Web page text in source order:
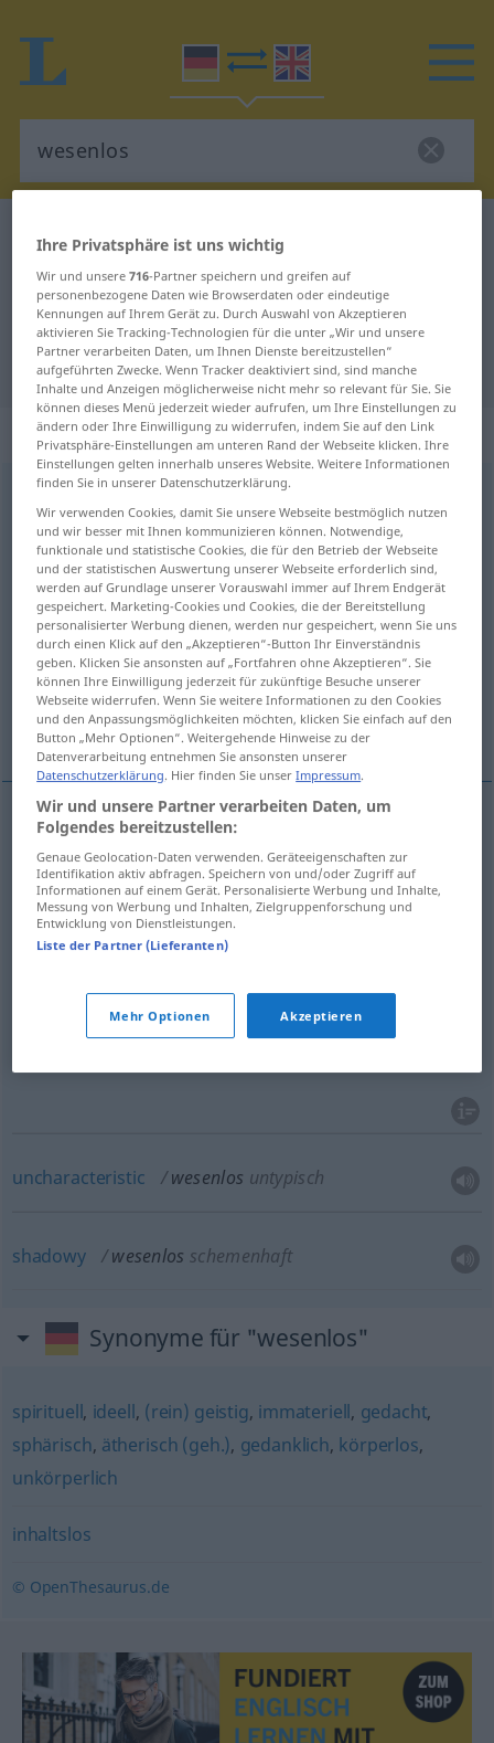
Deutsch-Englisch Wörterbuch
Deutsch-Englisch Übersetzung für
"wesenlos"
"wesenlos" Englisch Übersetzung
„wesenlos“: Adjektiv
wesenlosadj
Übersicht aller Übersetzungen
(Für mehr Details die Übersetzung anklicken/antippen)
insubstantial, incorporeal, immaterial
nonexistent non-, inexistent, unreal
uncharacteristic shadowy
insubstantial
incorporeal wesenlosnicht stofflich
immaterial wesenlosnicht stofflich
a.non-,inexistent unreal
wesenlos
uncharacteristic wesenlos untypisch
shadowy wesenlos schemenhaft
Synonyme für "wesenlos"
spirituell, ideell, (rein) geistig, immateriell, gedacht,
sphärisch, ätherisch (geh.), gedanklich, körperlos,
unkörperlich
inhaltslos
© OpenThesaurus.de
Ihre Privatsphäre ist uns wichtig
Wir und unsere716-Partner speichern und greifen auf
personenbezogene Daten wie Browserdaten oder eindeutige
Kennungen auf Ihrem Gerät zu. Durch Auswahl von Akzeptieren
aktivieren Sie Tracking-Technologien für die unter „Wir und unsere
Partner verarbeiten Daten, um Ihnen Dienste bereitzustellen“
aufgeführten Zwecke. Wenn Tracker deaktiviert sind, sind manche
Inhalte und Anzeigen möglicherweise nicht mehr so relevant für Sie. Sie
können dieses Menü jederzeit wieder aufrufen, um Ihre Einstellungen zu
ändern oder Ihre Einwilligung zu widerrufen, indem Sie auf den Link
Privatsphäre-Einstellungen am unteren Rand der Webseite klicken. Ihre
Einstellungen gelten innerhalb unseres Website. Weitere Informationen
finden Sie in unserer Datenschutzerklärung.
Wir verwenden Cookies, damit Sie unsere Webseite bestmöglich nutzen
und wir besser mit Ihnen kommunizieren können. Notwendige,
funktionale und statistische Cookies, die für den Betrieb der Webseite
und der statistischen Auswertung unserer Webseite erforderlich sind,
werden auf Grundlage unserer Vorauswahl immer auf Ihrem Endgerät
gespeichert. Marketing-Cookies und Cookies, die der Bereitstellung
personalisierter Werbung dienen, werden nur gespeichert, wenn Sie uns
durch einen Klick auf den „Akzeptieren“-Button Ihr Einverständnis
geben. Klicken Sie ansonsten auf „Fortfahren ohne Akzeptieren“. Sie
können Ihre Einwilligung jederzeit für zukünftige Besuche unserer
Webseite widerrufen. Wenn Sie weitere Informationen zu den Cookies
und den Anpassungsmöglichkeiten möchten, klicken Sie einfach auf den
Button „Mehr Optionen“. Weitergehende Hinweise zu der
Datenverarbeitung entnehmen Sie ansonsten unserer
Datenschutzerklärung. Hier finden Sie unserImpressum.
Wir und unsere Partner verarbeiten Daten, um
Folgendes bereitzustellen:
Genaue Geolocation-Daten verwenden. Geräteeigenschaften zur
Identifikation aktiv abfragen. Speichern von und/oder Zugriff auf
Informationen auf einem Gerät. Personalisierte Werbung und Inhalte,
Messung von Werbung und Inhalten, Zielgruppenforschung und
Entwicklung von Dienstleistungen.
Liste der Partner (Lieferanten)
Mehr Optionen Akzeptieren